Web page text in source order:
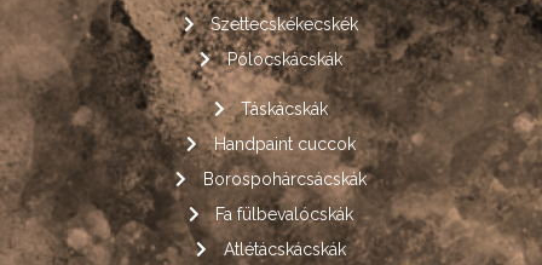
Szettecskékecskék
Pólócskácskák
Táskácskák
Handpaint cuccok
Borospohárcsácskák
Fa fülbevalócskák
Atlétácskácskák